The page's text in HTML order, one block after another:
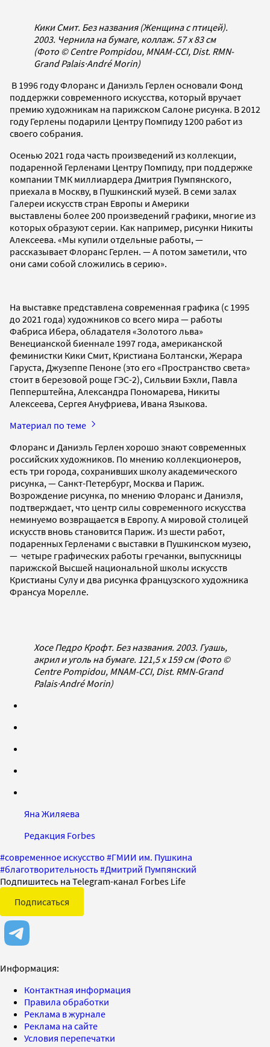
Кики Смит. Без названия (Женщина с птицей).
2003. Чернила на бумаге, коллаж. 57 x 83 см
(Фото © Centre Pompidou, MNAM-CCI, Dist. RMN-
Grand Palais·André Morin)
В 1996 году Флоранс и Даниэль Герлен основали Фонд
поддержки современного искусства, который вручает
премию художникам на парижском Салоне рисунка. В 2012
году Герлены подарили Центру Помпиду 1200 работ из
своего собрания.
Осенью 2021 года часть произведений из коллекции,
подаренной Герленами Центру Помпиду, при поддержке
компании ТМК миллиардера Дмитрия Пумпянского,
приехала в Москву, в Пушкинский музей. В семи залах
Галереи искусств стран Европы и Америки
выставлены более 200 произведений графики, многие из
которых образуют серии. Как например, рисунки Никиты
Алексеева. «Мы купили отдельные работы, —
рассказывает Флоранс Герлен. — А потом заметили, что
они сами собой сложились в серию».
На выставке представлена современная графика (с 1995
до 2021 года) художников со всего мира — работы
Фабриса Ибера, обладателя «Золотого льва»
Венецианской биеннале 1997 года, американской
феминистки Кики Смит, Кристиана Болтански, Жерара
Гаруста, Джузеппе Пеноне (это его «Пространство света»
стоит в березовой роще ГЭС-2), Сильвии Бэхли, Павла
Пепперштейна, Александра Пономарева, Никиты
Алексеева, Сергея Ануфриева, Ивана Языкова.
Материал по теме
Флоранс и Даниэль Герлен хорошо знают современных
российских художников. По мнению коллекционеров,
есть три города, сохранивших школу академического
рисунка, — Санкт-Петербург, Москва и Париж.
Возрождение рисунка, по мнению Флоранс и Даниэля,
подтверждает, что центр силы современного искусства
неминуемо возвращается в Европу. А мировой столицей
искусств вновь становится Париж. Из шести работ,
подаренных Герленами с выставки в Пушкинском музею,
— четыре графических работы гречанки, выпускницы
парижской Высшей национальной школы искусств
Кристианы Сулу и два рисунка французского художника
Франсуа Морелле.
Хосе Педро Крофт. Без названия. 2003. Гуашь,
акрил и уголь на бумаге. 121,5 x 159 см (Фото ©
Centre Pompidou, MNAM-CCI, Dist. RMN-Grand
Palais·André Morin)
Яна Жиляева
Редакция Forbes
#современное искусство #ГМИИ им. Пушкина
#благотворительность#Дмитрий Пумпянский
Подпишитесь на Telegram-канал Forbes Life
Подписаться
Информация:
Контактная информация
Правила обработки
Реклама в журнале
Реклама на сайте
Условия перепечатки